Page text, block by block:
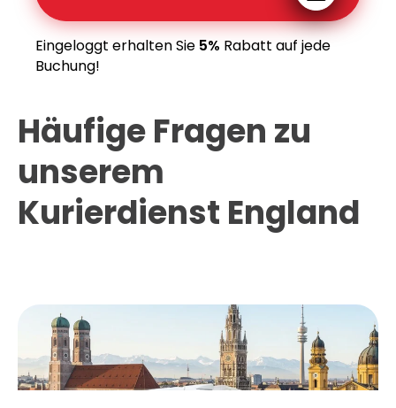
Eingeloggt erhalten Sie 5% Rabatt auf jede
Buchung!
Häufige Fragen zu
unserem
Kurierdienst England